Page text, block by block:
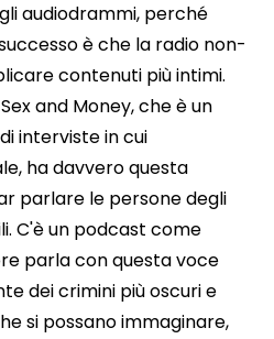
audiodrammi, perché
è che la radio non-
contenuti più intimi.
and Money, che è un
interviste in cui
ha davvero questa
parlare le persone degli
C'è un podcast come
parla con questa voce
dei crimini più oscuri e
si possano immaginare,